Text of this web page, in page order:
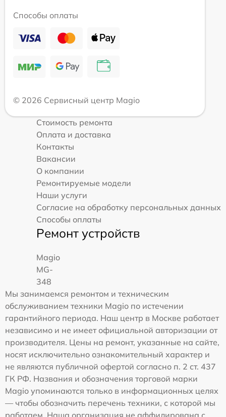
Способы оплаты
© 2026 Сервисный центр Magio
Стоимость ремонта
Оплата и доставка
Контакты
Вакансии
О компании
Ремонтируемые модели
Наши услуги
Согласие на обработку персональных данных
Способы оплаты
Ремонт устройств
Magio
MG-
348
Мы занимаемся ремонтом и техническим
обслуживанием техники Magio по истечении
гарантийного периода. Наш центр в Москве работает
независимо и не имеет официальной авторизации от
производителя. Цены на ремонт, указанные на сайте,
носят исключительно ознакомительный характер и
не являются публичной офертой согласно п. 2 ст. 437
ГК РФ. Названия и обозначения торговой марки
Magio упоминаются только в информационных целях
— чтобы обозначить перечень техники, с которой мы
работаем. Наша организация не аффилирована с